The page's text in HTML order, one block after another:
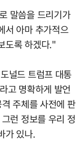
말씀을 드리기가
서 아마 추가적으
도록 하겠다."
널드 트럼프 대통
고 명확하게 발언
주체를 사전에 판
런 정보를 우리 정
가 있나.